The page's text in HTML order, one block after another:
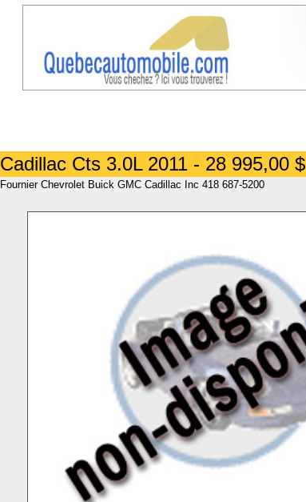
Cadillac Cts 3.0L 2011 - 28 995,00 $
Fournier Chevrolet Buick GMC Cadillac Inc 418 687-5200